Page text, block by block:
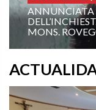
SANTITÀ DI